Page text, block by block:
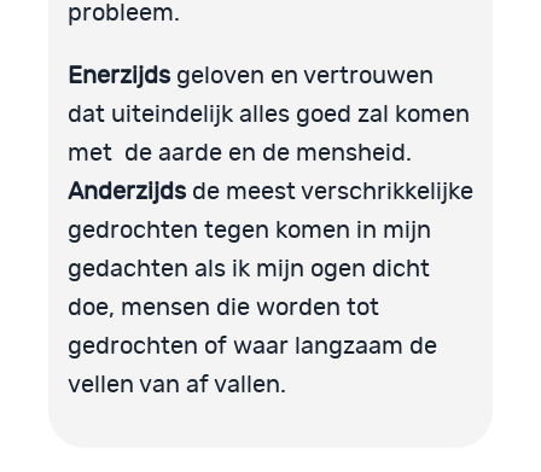
probleem.
Enerzijds geloven en vertrouwen
dat uiteindelijk alles goed zal komen
met de aarde en de mensheid.
Anderzijds de meest verschrikkelijke
gedrochten tegen komen in mijn
gedachten als ik mijn ogen dicht
doe, mensen die worden tot
gedrochten of waar langzaam de
vellen van af vallen.